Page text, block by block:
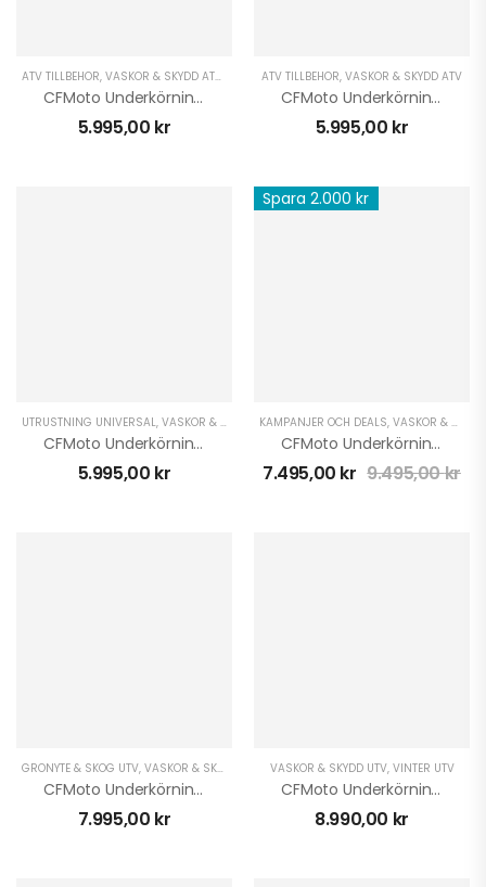
ATV TILLBEHÖR, VÄSKOR & SKYDD ATV VINTER ATV
CFMoto Underkörningsskydd 850/1000 Gen3 Plast
5.995,00 kr
ATV TILLBEHÖR, VÄSKOR & SKYDD ATV
CFMoto Underkörningsskydd Goes 400/500 L Terrox
5.995,00 kr
UTRUSTNING UNIVERSAL, VÄSKOR & SKYDD ATV ,VINTER ATV
CFMoto Underkörningsskydd CForce 625 S Plast 2023+
5.995,00 kr
Spara 2.000 kr
KAMPANJER OCH DEALS, VÄSKOR & SKYDD UTV
CFMoto Underkörningskydd 550/800 UForce Aluminium
7.495,00 kr 9.495,00kr
GRÖNYTE & SKOG UTV, VÄSKOR & SKYDD UTV VINTER UTV
CFMoto Underkörningsskydd UForce 1000 Plast
7.995,00 kr
VÄSKOR & SKYDD UTV, VINTER UTV
CFMoto Underkörningsskydd UForce 1000XL Plast
8.990,00 kr